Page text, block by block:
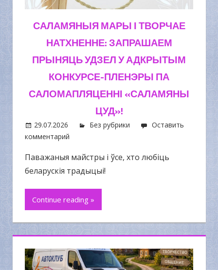
САЛАМЯНЫЯ МАРЫ І ТВОРЧАЕ
НАТХНЕННЕ: ЗАПРАШАЕМ
ПРЫНЯЦЬ УДЗЕЛ У АДКРЫТЫМ
КОНКУРСЕ-ПЛЕНЭРЫ ПА
САЛОМАПЛЯЦЕННІ «САЛАМЯНЫ
ЦУД»!
29.07.2026 Без рубрики
Оставить
комментарий
Паважаныя майстры і ўсе, хто любіць
беларускія традыцыі!
Continue reading »